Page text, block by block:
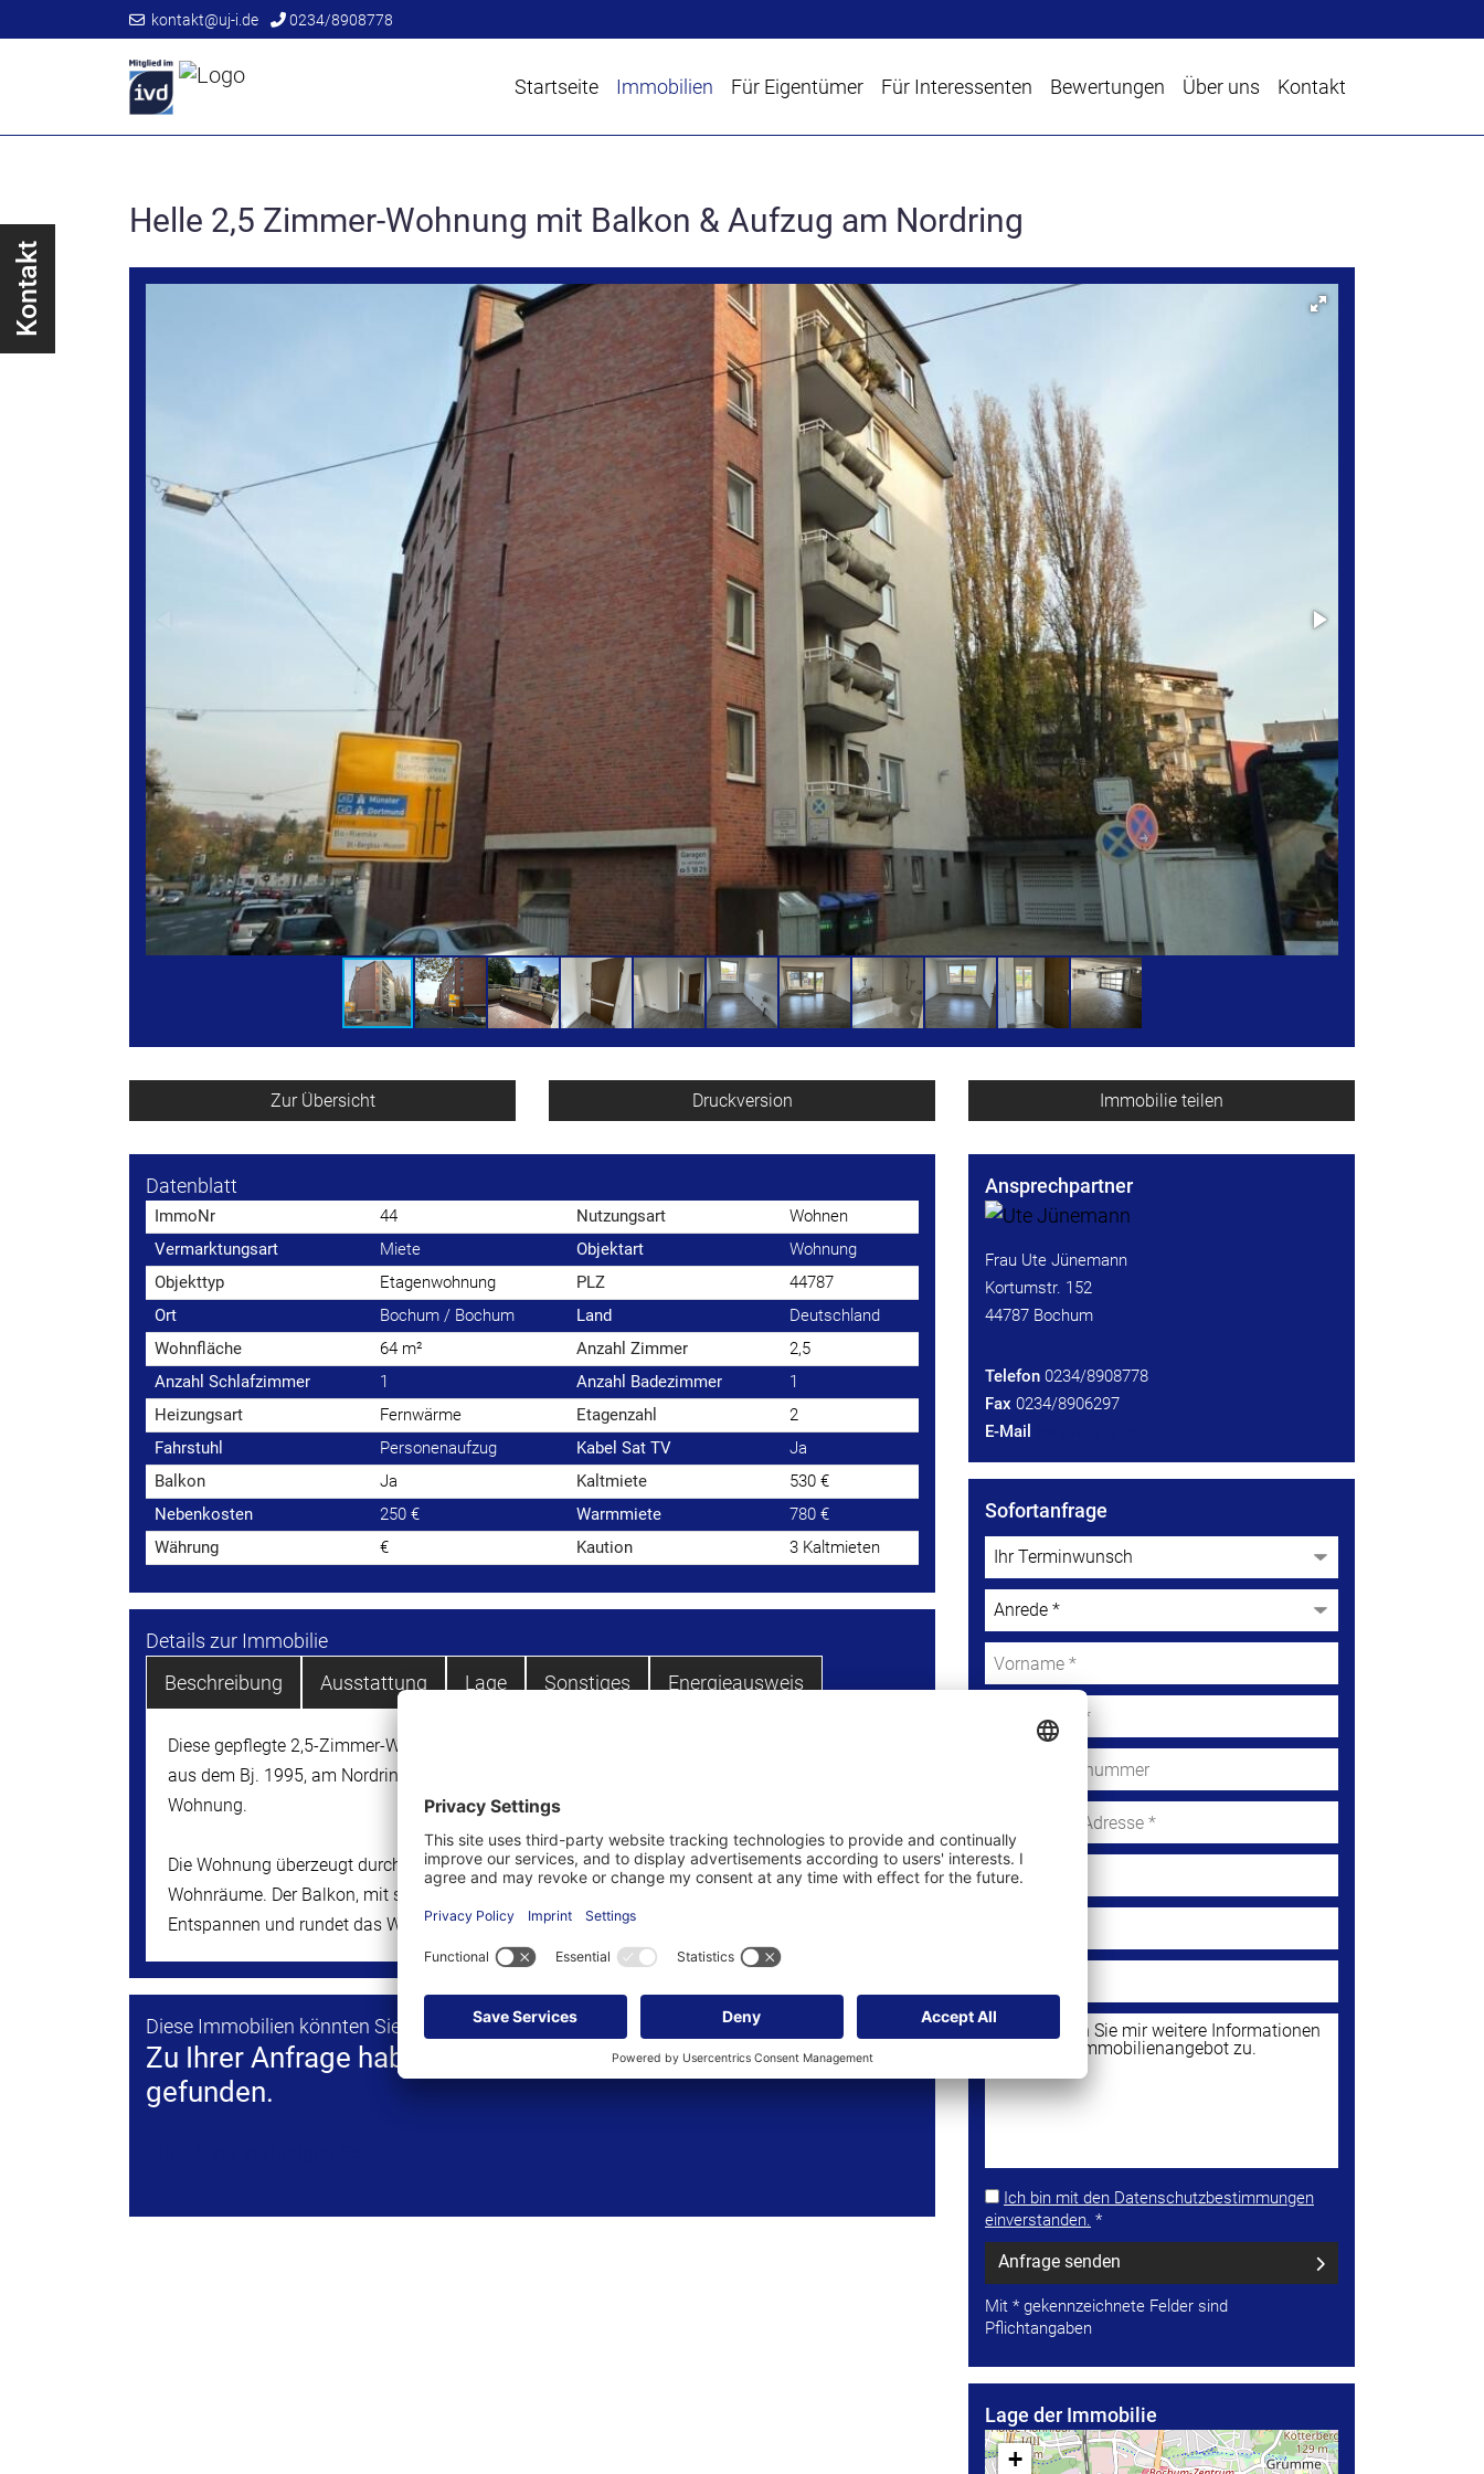
kontakt@uj-i.de 0234/8908778
Startseite Immobilien Für Eigentümer Für Interessenten Bewertungen Über uns Kontakt
Helle 2,5 Zimmer-Wohnung mit Balkon & Aufzug am Nordring
Zur Übersicht Druckversion Immobilie teilen
Datenblatt
ImmoNr 44 Nutzungsart
Wohnen
Vermarktungsart
Miete Objektart
Wohnung
Objekttyp
Etagenwohnung PLZ
44787
Ort
Bochum / Bochum Land
Deutschland
Wohnfläche
64 m² Anzahl Zimmer
2,5
Anzahl Schlafzimmer
1 Anzahl Badezimmer
1
Heizungsart
Fernwärme Etagenzahl
2
Fahrstuhl
Personenaufzug Kabel Sat TV
Ja
Balkon
Ja Kaltmiete
530 €
Nebenkosten
250 € Warmmiete
780 €
Währung
€ Kaution 3 Kaltmieten
Details zur Immobilie
Beschreibung
Ausstattung Lage Sonstiges Energieausweis
Diese gepflegte 2,5-Zimmer-Wohnung befindet sich in der 2.Etage eines Mehrfamilienhauses
aus dem Bj. 1995, am Nordring in Bochum. Ein Aufzug sorgt für einen bequemen Zugang zur
Wohnung.
Die Wohnung überzeugt durch eine praktische Raumaufteilung, sowie helle und freundliche
Wohnräume. Der Balkon, mit schönem Blick in den Innenhof, bietet zusätzlichen Platz zum
Entspannen und rundet das Wohnangebot ab.
Diese Immobilien könnten Sie interessieren
Zu Ihrer Anfrage haben wir keine passenden Angebote
gefunden.
Ansprechpartner
Frau Ute Jünemann
Kortumstr. 152
44787 Bochum
Telefon 0234/8908778
Fax 0234/8906297
E-Mail
Sofortanfrage
Ich bin mit den Datenschutzbestimmungen
einverstanden. *
Anfrage senden
Mit * gekennzeichnete Felder sind
Pflichtangaben
Lage der Immobilie
+
Kontakt